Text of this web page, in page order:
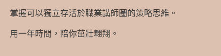
掌握可以獨立存活於職業講師圈的策略思維。
用一年時間，陪你茁壯翱翔。